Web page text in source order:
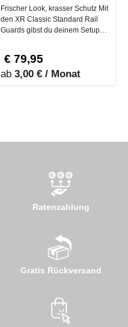
Frischer Look, krasser Schutz Mit
den XR Classic Standard Rail
Guards gibst du deinem Setup
€ 79,95
ab 3,00 € / Monat
Ratenzahlung
Gratis Rückversand